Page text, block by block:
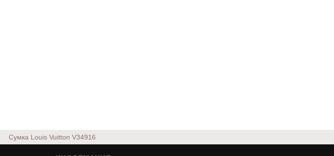
Сумка Louis Vuitton V34916